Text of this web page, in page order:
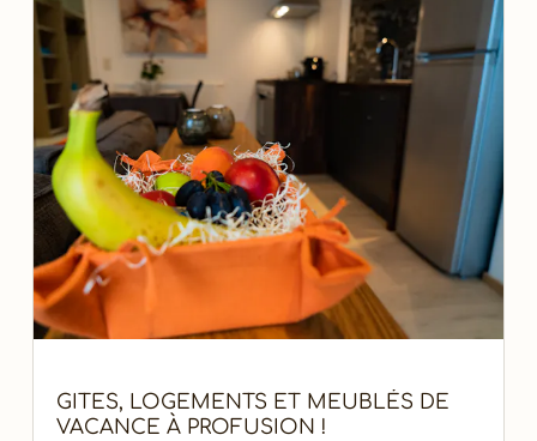
GITES, LOGEMENTS ET MEUBLÉS DE
VACANCE À PROFUSION !